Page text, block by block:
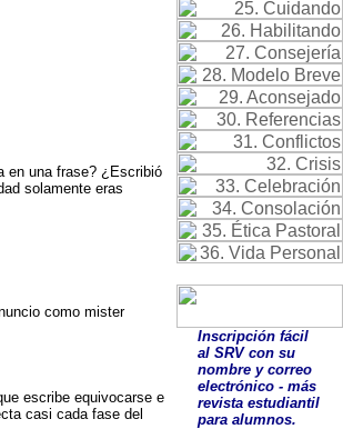
en una frase? ¿Escribió
solamente eras
como mister
escribe equivocarse e
casi cada fase del
Inscripción fácil
al SRV con su
nombre y correo
electrónico - más
revista estudiantil
para alumnos.